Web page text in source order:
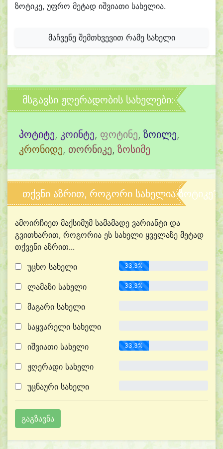
ზოტიკე, უფრო მეტად იშვიათი სახელია.
მაჩვენე შემთხვევით რამე სახელი
მსგავსი ჟღერადობის სახელები:
პოტიტე, კოინტე, ფოტინე, ზოილე,
კრონიდე, თორნიკე, ზოსიმე
თქვნი აზრით, როგორი სახელია ზოტიკე?
ამოირჩიეთ მაქსიმუმ სამამადე ვარიანტი და
გვითხარით, როგორია ეს სახელი ყველაზე მეტად
თქვენი აზრით...
უცხო სახელი
33.3%
ლამაზი სახელი 33.3%
მაგარი სახელი
საყვარელი სახელი
იშვიათი სახელი 33.3%
ჟღერადი სახელი
უცნაური სახელი